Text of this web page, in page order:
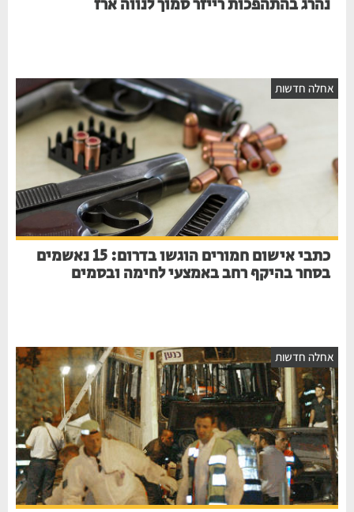
נהרג בהתהפכות רייזר סמוך לנווה ארז
אחלה חדשות
כתבי אישום חמורים הוגשו בדרום: 15 נאשמים
בסחר בהיקף רחב באמצעי לחימה ובסמים
אחלה חדשות